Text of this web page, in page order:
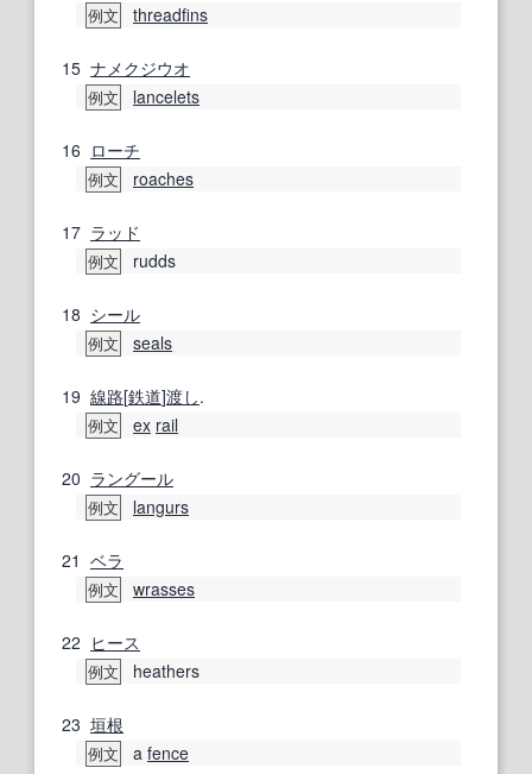
例文 threadfins
15 ナメクジウオ
例文 lancelets
16 ローチ
例文 roaches
17 ラッド
例文 rudds
18 シール
例文 seals
19 線路[鉄道]渡し.
例文 ex rail
20 ラングール
例文 langurs
21 ベラ
例文 wrasses
22 ヒース
例文 heathers
23 垣根
例文 a fence